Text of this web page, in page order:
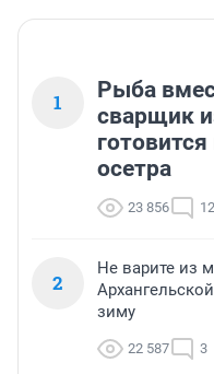
1
Рыба
сварщик
осетра
23 856 12
2
Не варите из
зиму
22 587 3